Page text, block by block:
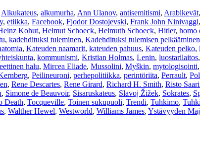
Alkukateus, alkumurha, Ann Ulanov, antisemitismi, Arabikevät,
, etiikka, Facebook, Fjodor Dostojevski, Frank John Ninivaggi,
Kohut, Helmut Schoeck, Helmuth Schoeck, Hitler, homo
, kadehdituksi tuleminen, Kadehdituksi tulemisen pelkääminen
, Kateuden naamarit, kateuden pahuus, Kateuden pelko,
, kommunismi, Kristian Holmas, Lenin, luostarilaitos,
halu, Mircea Eliade, Mussolini, Myškin, mytologisointi,
, Peilineuroni, perhepolitiikka, perintöriita, Perrault,
, Rene Descartes, Rene Girard, Richard H. Smith, Risto
, Simone de Beauvoir, Sisaruskateus, Slavoj Žižek, Sokrates,
Death, Tocqueville, Toinen sukupuoli, Trendi, Tuhkimo,
, Walther Hewel, Westworld, Williams James, Ystävyyden